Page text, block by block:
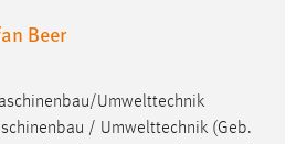
Beer
Umwelttechnik
/ Umwelttechnik (Geb.